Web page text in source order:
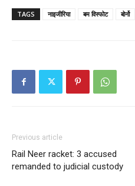
TAGS नाइजीरिया बम विस्फोट बोर्नो
Previous article
Rail Neer racket: 3 accused
remanded to judicial custody